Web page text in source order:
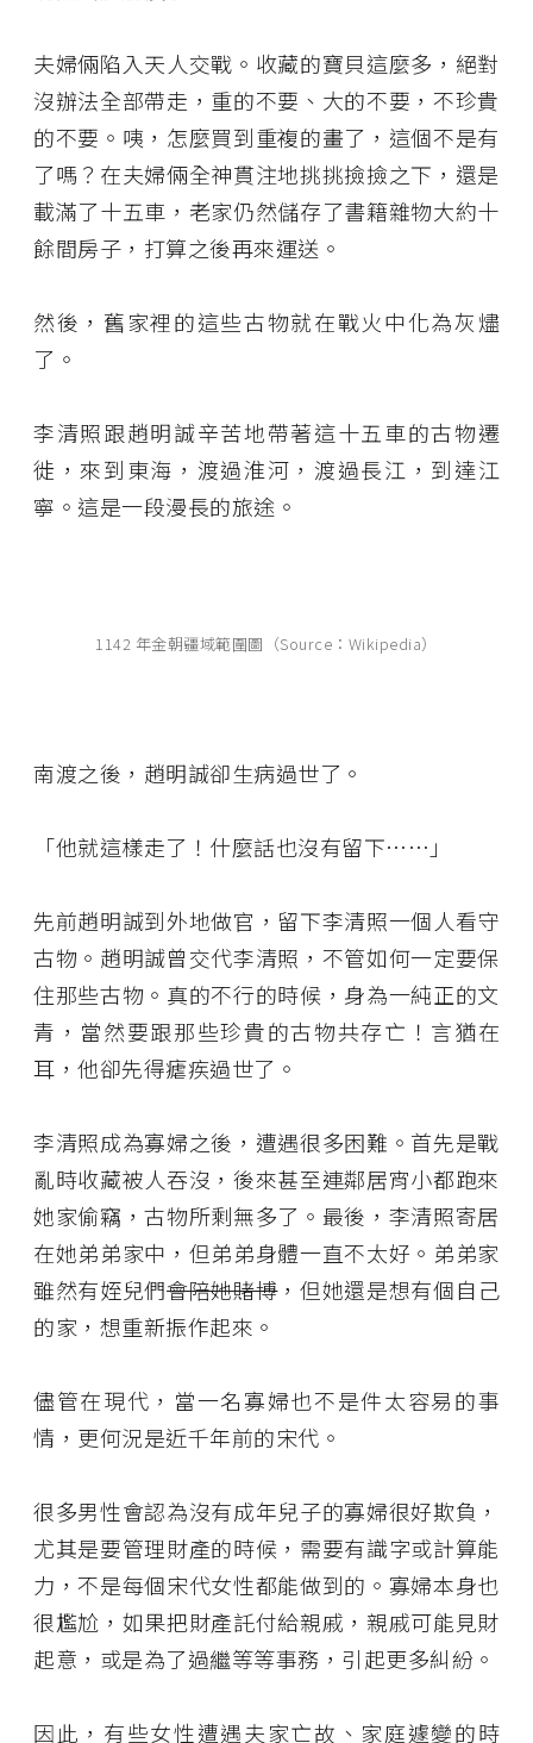
夫婦倆陷入天人交戰。收藏的寶貝這麼多，絕對
沒辦法全部帶走，重的不要、大的不要，不珍貴
的不要。咦，怎麼買到重複的畫了，這個不是有
了嗎？在夫婦倆全神貫注地挑挑撿撿之下，還是
載滿了十五車，老家仍然儲存了書籍雜物大約十
餘間房子，打算之後再來運送。
然後，舊家裡的這些古物就在戰火中化為灰燼
了。
李清照跟趙明誠辛苦地帶著這十五車的古物遷
徙，來到東海，渡過淮河，渡過長江，到達江
寧。這是一段漫長的旅途。
1142 年金朝疆域範圍圖（Source：Wikipedia）
南渡之後，趙明誠卻生病過世了。
「他就這樣走了！什麼話也沒有留下……」
先前趙明誠到外地做官，留下李清照一個人看守
古物。趙明誠曾交代李清照，不管如何一定要保
住那些古物。真的不行的時候，身為一純正的文
青，當然要跟那些珍貴的古物共存亡！言猶在
耳，他卻先得瘧疾過世了。
李清照成為寡婦之後，遭遇很多困難。首先是戰
亂時收藏被人吞沒，後來甚至連鄰居宵小都跑來
她家偷竊，古物所剩無多了。最後，李清照寄居
在她弟弟家中，但弟弟身體一直不太好。弟弟家
雖然有姪兒們會陪她賭博，但她還是想有個自己
的家，想重新振作起來。
儘管在現代，當一名寡婦也不是件太容易的事
情，更何況是近千年前的宋代。
很多男性會認為沒有成年兒子的寡婦很好欺負，
尤其是要管理財產的時候，需要有識字或計算能
力，不是每個宋代女性都能做到的。寡婦本身也
很尷尬，如果把財產託付給親戚，親戚可能見財
起意，或是為了過繼等等事務，引起更多糾紛。
因此，有些女性遭遇夫家亡故、家庭遽變的時